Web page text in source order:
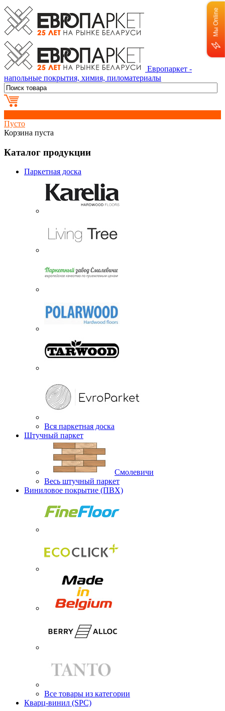
Европаркет -
напольные покрытия, химия, пиломатериалы
Пусто
Корзина пуста
Каталог продукции
Паркетная доска
Вся паркетная доска
Штучный паркет
Смолевичи
Весь штучный паркет
Виниловое покрытие (ПВХ)
Все товары из категории
Кварц-винил (SPC)
Мы Online